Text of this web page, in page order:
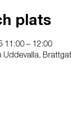
plats
11:00 – 12:00
Uddevalla,